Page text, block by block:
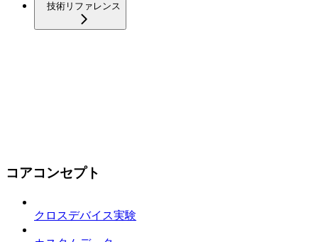
技術リファレンス
コアコンセプト
クロスデバイス実験